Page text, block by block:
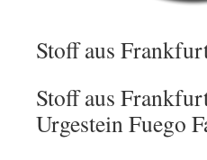
Stoff aus
Stoff aus
Urgestein Fuego